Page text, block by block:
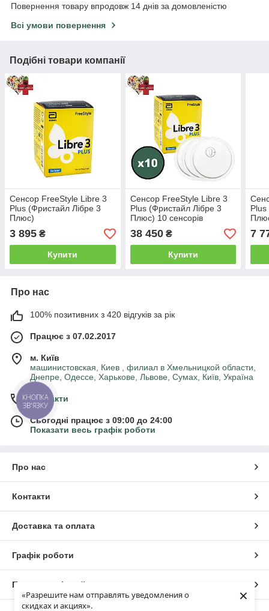
«Разрешите нам отправлять уведомления о
скидках и акциях».
×
Повернення товару впродовж 14 днів за домовленістю
Всі умови повернення
Подібні товари компанії
Сенсор FreeStyle Libre 3
Plus (Фристайл Лібре 3
Плюс)
3 895 ₴
Купити
Сенсор FreeStyle Libre 3
Plus (Фристайл Лібре 3
Плюс) 10 сенсорів
38 450₴
Купити
Plus
7
Про нас
100% позитивних з 420 відгуків за рік
Працює з 07.02.2017
м. Київ
машинистовская, Киев , филиал в Хмельницкой области,
Днепре, Одессе, Харькове, Львове, Сумах, Київ, Україна
Контакти
Сьогодні працює з 09:00 до 24:00
Показати весь графік роботи
Про нас
Контакти
Доставка та оплата
Графік роботи
Повна версія сайту
КНОПКА
ЗВ'ЯЗКУ